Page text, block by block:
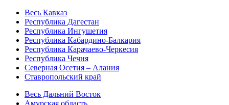
Весь Кавказ
Республика Дагестан
Республика Ингушетия
Республика Кабардино-Балкария
Республика Карачаево-Черкесия
Республика Чечня
Северная Осетия – Алания
Ставропольский край
Весь Дальний Восток
Амурская область